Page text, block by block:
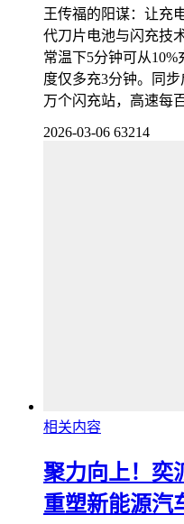
王传福的阳谋：让充
代刀片电池与闪充技
常温下5分钟可从
度仅多充3分钟。同
万个闪充站，高速每
2026-03-06 63214
相关内容
聚力向上！奕
重塑新能源汽